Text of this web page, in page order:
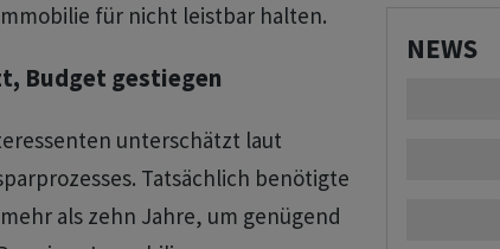
für nicht leistbar halten.
Budget gestiegen
unterschätzt laut
Tatsächlich benötigte
als zehn Jahre, um genügend
NEWS